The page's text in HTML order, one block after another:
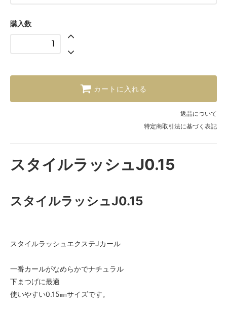
購入数
カートに入れる
返品について
特定商取引法に基づく表記
スタイルラッシュJ0.15
スタイルラッシュJ0.15
スタイルラッシュエクステJカール
一番カールがなめらかでナチュラル
下まつげに最適
使いやすい0.15㎜サイズです。